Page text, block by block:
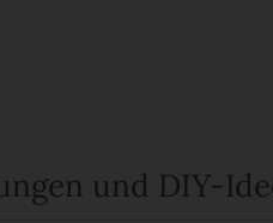
und DIY-